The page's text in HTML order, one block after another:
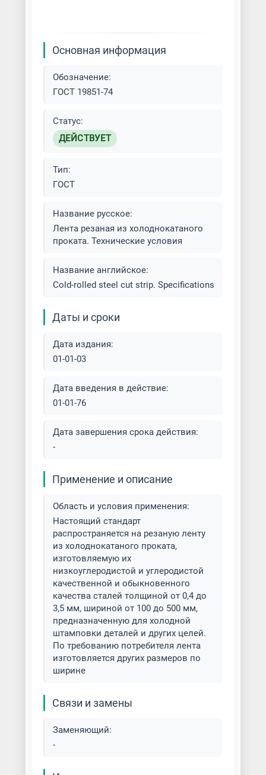
Штрипс / Лента нержавеющая
Основная информация
Обозначение:
ГОСТ 19851-74
Статус:
ДЕЙСТВУЕТ
Тип:
ГОСТ
Название русское:
Лента резаная из холоднокатаного
проката. Технические условия
Название английское:
Cold-rolled steel cut strip. Specifications
Даты и сроки
Дата издания:
01-01-03
Дата введения в действие:
01-01-76
Дата завершения срока действия:
-
Применение и описание
Область и условия применения:
Настоящий стандарт
распространяется на резаную ленту
из холоднокатаного проката,
изготовляемую их
низкоуглеродистой и углеродистой
качественной и обыкновенного
качества сталей толщиной от 0,4 до
3,5 мм, шириной от 100 до 500 мм,
предназначенную для холодной
штамповки деталей и других целей.
По требованию потребителя лента
изготовляется других размеров по
ширине
Связи и замены
Заменяющий:
-